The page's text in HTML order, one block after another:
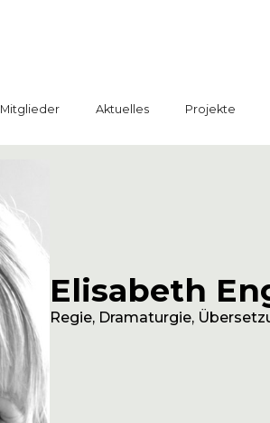
Mitglieder Aktuelles Projekte
Elisabeth
Regie, Dramaturgie,